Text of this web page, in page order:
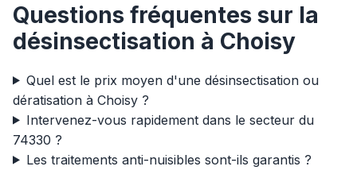
Questions fréquentes sur la
désinsectisation à Choisy
Quel est le prix moyen d'une désinsectisation ou
dératisation à Choisy ?
Intervenez-vous rapidement dans le secteur du
74330 ?
Les traitements anti-nuisibles sont-ils garantis ?